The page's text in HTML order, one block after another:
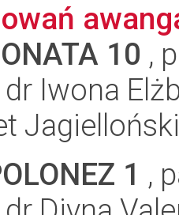
10 ,
Iwona
1 ,